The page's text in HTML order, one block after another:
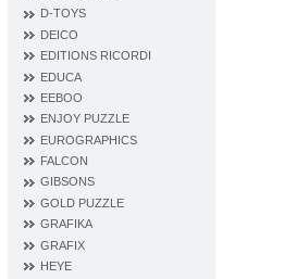
D‐TOYS
DEICO
EDITIONS RICORDI
EDUCA
EEBOO
ENJOY PUZZLE
EUROGRAPHICS
FALCON
GIBSONS
GOLD PUZZLE
GRAFIKA
GRAFIX
HEYE